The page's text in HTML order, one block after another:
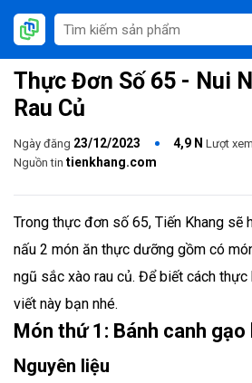
Thực Đơn Số 65 - Nui
Rau Củ
Ngày đăng 23/12/2023 4,9 N Lượt xem
Nguồn tin tienkhang.com
Trong thực đơn số 65, Tiến Khang sẽ
nấu 2 món ăn thực dưỡng gồm có
ngũ sắc xào rau củ. Để biết cách thực
viết này bạn nhé.
Món thứ 1: Bánh canh
Nguyên liệu